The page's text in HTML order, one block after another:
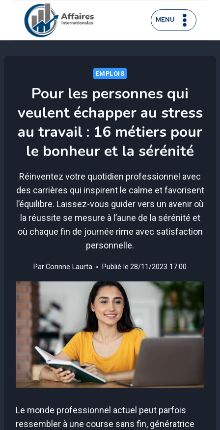
contenu
MENU
EMPLOIS
Pour les personnes qui
veulent échapper au stress
au travail : 16 métiers pour
le bonheur et la sérénité
Réinventez votre quotidien professionnel avec
des carrières qui inspirent le calme et favorisent
l’équilibre. Laissez-vous guider vers un avenir où
la réussite se mesure à l’aune de la sérénité et
où chaque fin de journée rime avec satisfaction
personnelle.
ParCorinne Laurta Publié le 28/11/2023 17:00
Le monde professionnel actuel peut parfois
ressembler à une course sans fin, génératrice